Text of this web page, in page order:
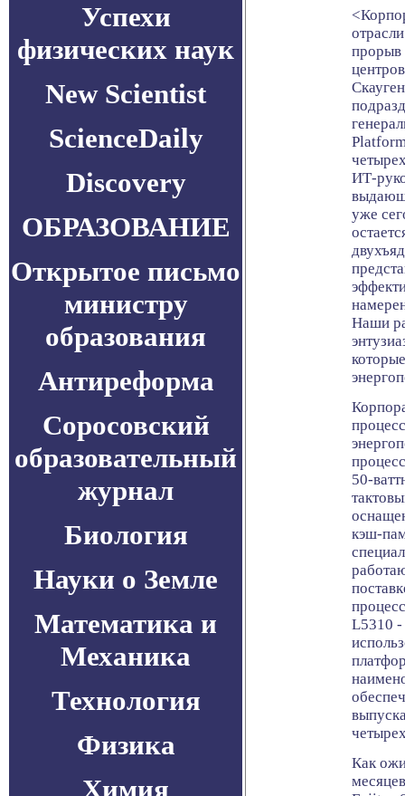
Успехи
физических наук
New Scientist
ScienceDaily
Discovery
ОБРАЗОВАНИЕ
Открытое письмо
министру
образования
Антиреформа
Соросовский
образовательный
журнал
Биология
Науки о Земле
Математика и
Механика
Технология
Физика
Химия
прорыв
ИТ-
уже
Наши
50-
кэш-
L5310 -
Как